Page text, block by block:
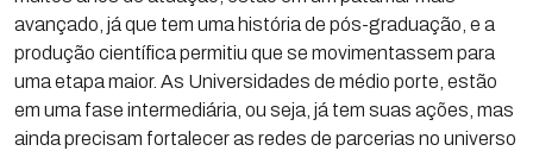
avançado, já que tem uma história de pós-graduação, e a
produção científica permitiu que se movimentassem para
uma etapa maior. As Universidades de médio porte, estão
em uma fase intermediária, ou seja, já tem suas ações, mas
ainda precisam fortalecer as redes de parcerias no universo